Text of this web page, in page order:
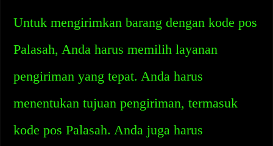
Untuk mengirimkan barang dengan kode pos
Palasah, Anda harus memilih layanan
pengiriman yang tepat. Anda harus
menentukan tujuan pengiriman, termasuk
kode pos Palasah. Anda juga harus